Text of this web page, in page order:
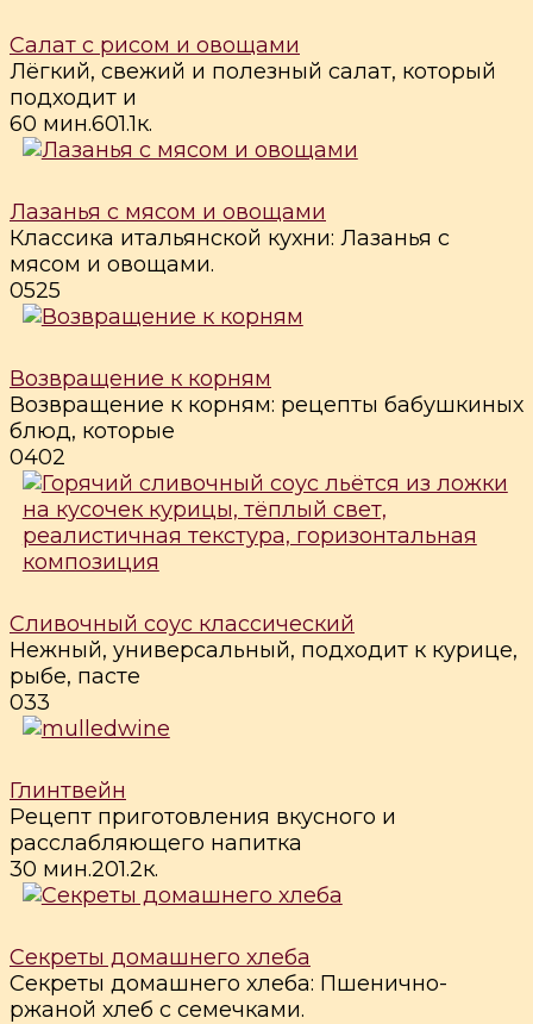
Салат с рисом и овощами
Лёгкий, свежий и полезный салат, который
подходит и
60 мин.601.1к.
Лазанья с мясом и овощами
Классика итальянской кухни: Лазанья с
мясом и овощами.
0525
Возвращение к корням
Возвращение к корням: рецепты бабушкиных
блюд, которые
0402
Сливочный соус классический
Нежный, универсальный, подходит к курице,
рыбе, пасте
033
Глинтвейн
Рецепт приготовления вкусного и
расслабляющего напитка
30 мин.201.2к.
Секреты домашнего хлеба
Секреты домашнего хлеба: Пшенично-
ржаной хлеб с семечками.